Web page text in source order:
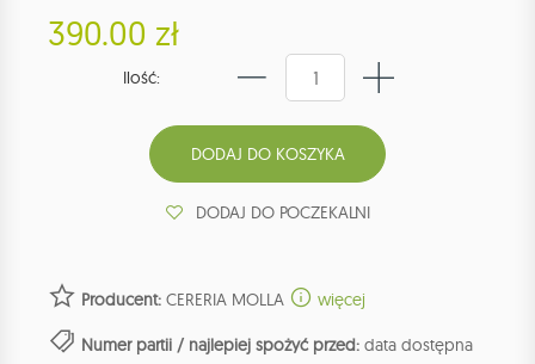
390.00 zł
Ilość:
DODAJ DO POCZEKALNI
Producent: CERERIA MOLLA więcej
Numer partii / najlepiej spożyć przed: data dostępna